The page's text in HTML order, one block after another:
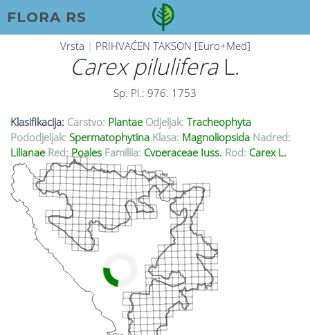
FLORA RS
Vrsta | PRIHVAĆEN TAKSON [Euro+Med]
Carex piluliferaL.
Sp. Pl.: 976. 1753
Klasifikacija: Carstvo: Plantae Odjeljak: Tracheophyta
Pododjeljak: Spermatophytina Klasa: Magnoliopsida Nadred:
Lilianae Red: Poales Familija: Cyperaceae Juss. Rod: Carex L.